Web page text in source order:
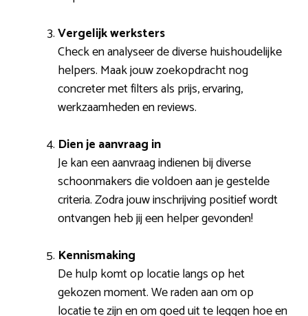
Vergelijk werksters
Check en analyseer de diverse huishoudelijke
helpers. Maak jouw zoekopdracht nog
concreter met filters als prijs, ervaring,
werkzaamheden en reviews.
Dien je aanvraag in
Je kan een aanvraag indienen bij diverse
schoonmakers die voldoen aan je gestelde
criteria. Zodra jouw inschrijving positief wordt
ontvangen heb jij een helper gevonden!
Kennismaking
De hulp komt op locatie langs op het
gekozen moment. We raden aan om op
locatie te zijn en om goed uit te leggen hoe en